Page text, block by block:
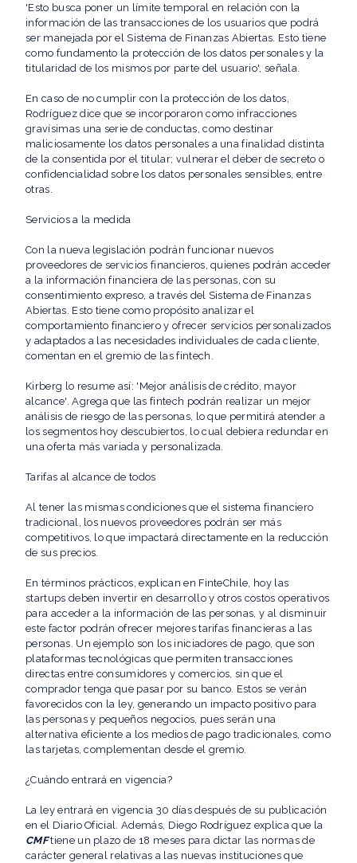
'Esto busca poner un límite temporal en relación con la
información de las transacciones de los usuarios que podrá
ser manejada por el Sistema de Finanzas Abiertas. Esto tiene
como fundamento la protección de los datos personales y la
titularidad de los mismos por parte del usuario', señala.
En caso de no cumplir con la protección de los datos,
Rodríguez dice que se incorporaron como infracciones
gravísimas una serie de conductas, como destinar
maliciosamente los datos personales a una finalidad distinta
de la consentida por el titular; vulnerar el deber de secreto o
confidencialidad sobre los datos personales sensibles, entre
otras.
Servicios a la medida
Con la nueva legislación podrán funcionar nuevos
proveedores de servicios financieros, quienes podrán acceder
a la información financiera de las personas, con su
consentimiento expreso, a través del Sistema de Finanzas
Abiertas. Esto tiene como propósito analizar el
comportamiento financiero y ofrecer servicios personalizados
y adaptados a las necesidades individuales de cada cliente,
comentan en el gremio de las fintech.
Kirberg lo resume así: 'Mejor análisis de crédito, mayor
alcance'. Agrega que las fintech podrán realizar un mejor
análisis de riesgo de las personas, lo que permitirá atender a
los segmentos hoy descubiertos, lo cual debiera redundar en
una oferta más variada y personalizada.
Tarifas al alcance de todos
Al tener las mismas condiciones que el sistema financiero
tradicional, los nuevos proveedores podrán ser más
competitivos, lo que impactará directamente en la reducción
de sus precios.
En términos prácticos, explican en FinteChile, hoy las
startups deben invertir en desarrollo y otros costos operativos
para acceder a la información de las personas, y al disminuir
este factor podrán ofrecer mejores tarifas financieras a las
personas. Un ejemplo son los iniciadores de pago, que son
plataformas tecnológicas que permiten transacciones
directas entre consumidores y comercios, sin que el
comprador tenga que pasar por su banco. Estos se verán
favorecidos con la ley, generando un impacto positivo para
las personas y pequeños negocios, pues serán una
alternativa eficiente a los medios de pago tradicionales, como
las tarjetas, complementan desde el gremio.
¿Cuándo entrará en vigencia?
La ley entrará en vigencia 30 días después de su publicación
en el Diario Oficial. Además, Diego Rodríguez explica que la
CMFtiene un plazo de 18 meses para dictar las normas de
carácter general relativas a las nuevas instituciones que